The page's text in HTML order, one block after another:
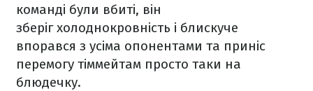
команді були вбиті, він
зберіг холоднокровність і блискуче
впорався з усіма опонентами та приніс
перемогу тіммейтам просто таки на
блюдечку.